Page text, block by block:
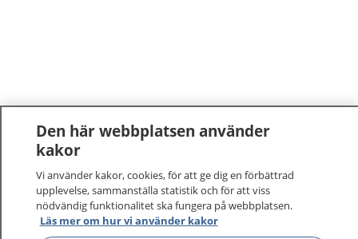
Den här webbplatsen använder
kakor
Vi använder kakor, cookies, för att ge dig en förbättrad
upplevelse, sammanställa statistik och för att viss
nödvändig funktionalitet ska fungera på webbplatsen.
Läs mer om hur vi använder kakor